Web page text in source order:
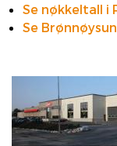
Se nøkkeltall i
Se